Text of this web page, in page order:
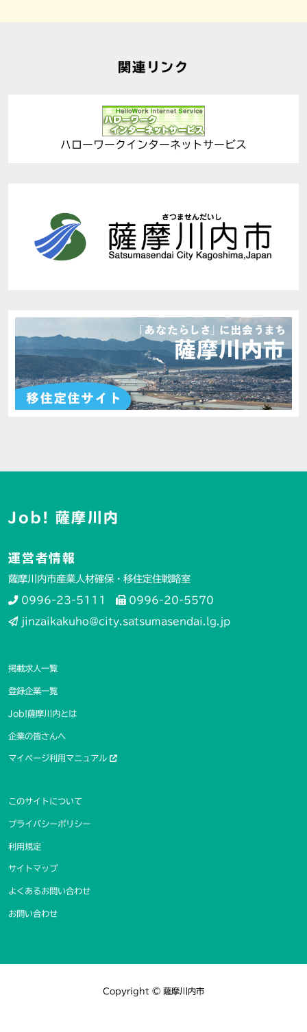
関連リンク
ハローワークインターネットサービス
Job! 薩摩川内
運営者情報
薩摩川内市産業人材確保・移住定住戦略室
0996-23-5111 0996-20-5570
jinzaikakuho@city.satsumasendai.lg.jp
掲載求人一覧
登録企業一覧
Job!薩摩川内とは
企業の皆さんへ
マイページ利用マニュアル
このサイトについて
プライバシーポリシー
利用規定
サイトマップ
よくあるお問い合わせ
お問い合わせ
Copyright © 薩摩川内市